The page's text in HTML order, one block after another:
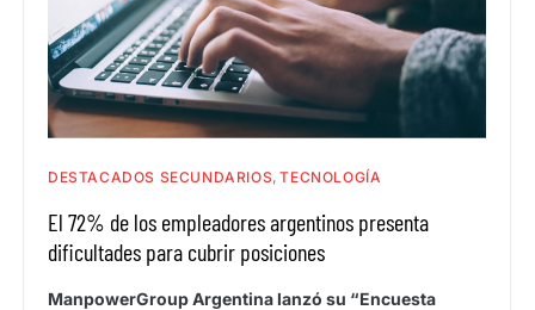
DESTACADOS SECUNDARIOS TECNOLOGÍA
El 72% de los empleadores argentinos presenta
dificultades para cubrir posiciones
ManpowerGroup Argentina lanzó su “Encuesta